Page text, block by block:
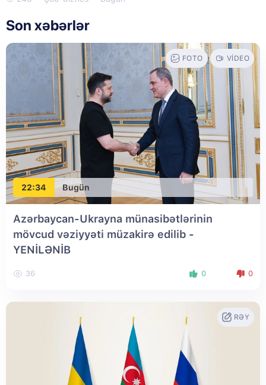
Son xəbərlər
22:34 Bugün
FOTO VIDEO
Azərbaycan-Ukrayna münasibətlərinin
mövcud vəziyyəti müzakirə edilib -
YENİLƏNİB
36 0 0
RƏY